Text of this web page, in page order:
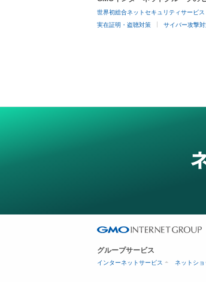
世界初総合ネットセキュリティサービス
実在証明・盗聴対策 サイバー攻撃
グループサービス
インターネットサービス ネットシ